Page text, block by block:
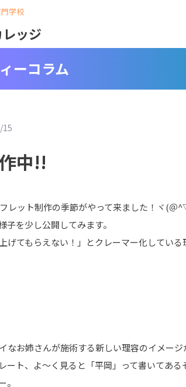
学校
ッジ
ーコラム
15
中!!
レット制作の季節がやって来ました！ヾ(＠
子を少し公開してみます。
げてもらえない！」とクレーマー化してい
なお姉さんが施術する新しい理容のイメー
ート、よ～く見ると「平岡」って書いてあ
。